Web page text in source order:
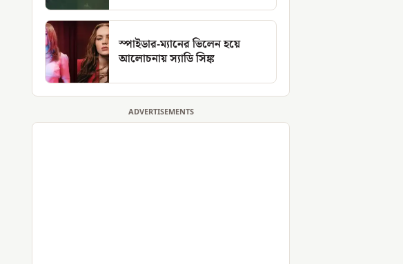
স্পাইডার-ম্যানের ভিলেন হয়ে
আলোচনায় স্যাডি সিঙ্ক
ADVERTISEMENTS